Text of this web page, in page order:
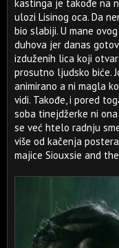
kastinga je takođe na
ulozi Lisinog oca. Da
bio slabiji. U mane
duhova jer danas
izduženih lica koji
prosutno ljudsko biće.
animirano a ni magla
vidi. Takođe, i pored
soba tinejdžerke ni
se već htelo radnju
više od kačenja
majice Siouxsie and